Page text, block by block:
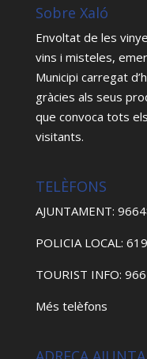
Sobre Xaló
Envoltat de les
vins i misteles,
Municipi carregat
gràcies als seus
que convoca tots
visitants.
TELÈFONS
AJUNTAMENT:
POLICIA LOCAL:
TOURIST INFO:
Més telèfons